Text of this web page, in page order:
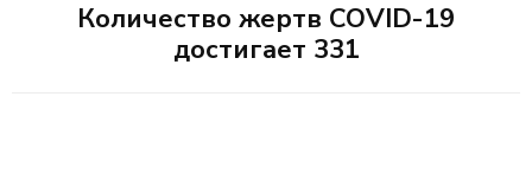
Количество жертв COVID-19
достигает 331